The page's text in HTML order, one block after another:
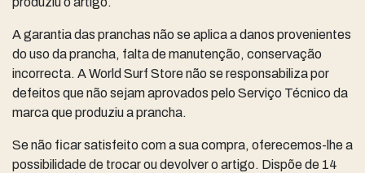
A garantia das pranchas não se aplica a danos provenientes
do uso da prancha, falta de manutenção, conservação
incorrecta. A World Surf Store não se responsabiliza por
defeitos que não sejam aprovados pelo Serviço Técnico da
marca que produziu a prancha.
Se não ficar satisfeito com a sua compra, oferecemos-lhe a
possibilidade de trocar ou devolver o artigo. Dispõe de 14